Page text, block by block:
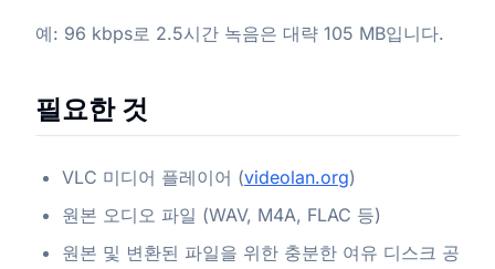
예: 96 kbps로 2.5시간 녹음은 대략 105 MB입니다.
필요한 것
VLC 미디어 플레이어 (videolan.org)
원본 오디오 파일 (WAV, M4A, FLAC 등)
원본 및 변환된 파일을 위한 충분한 여유 디스크 공